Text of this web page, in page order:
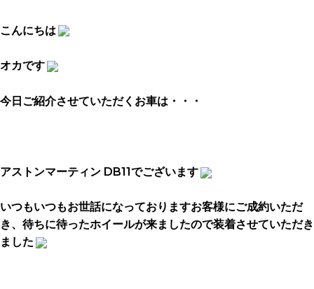
こんにちは
オカです
今日ご紹介させていただくお車は・・・
アストンマーティン DB11でございます
いつもいつもお世話になっておりますお客様にご成約いただ
き、待ちに待ったホイールが来ましたので装着させていただき
ました